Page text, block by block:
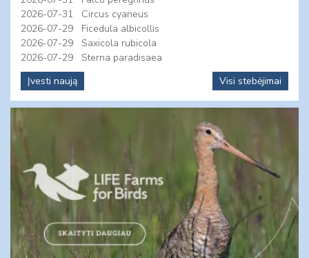
2026-07-31
Circus cyaneus
2026-07-29
Ficedula albicollis
2026-07-29
Saxicola rubicola
2026-07-29
Sterna paradisaea
Įvesti naują
Visi stebėjimai